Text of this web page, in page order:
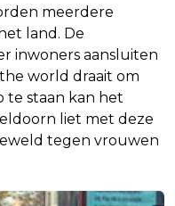
meerdere
land. De
inwoners aansluiten
world draait om
te staan kan het
liet met deze
tegen vrouwen